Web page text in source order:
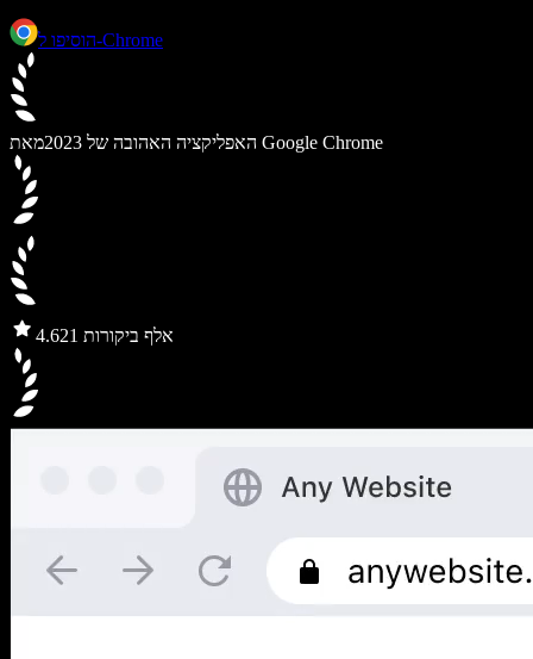
הוסיפו ל-Chrome
האפליקציה האהובה של 2023 מאת Google Chrome
4.6 21 אלף ביקורות